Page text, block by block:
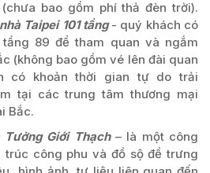
bao gồm phí thả đèn trời).
Taipei 101 tầng- quý khách có
89 để tham quan và ngắm
(không bao gồm vé lên đài quan
có khoản thời gian tự do trải
tại các trung tâm thương mại
Bắc.
Giới Thạch– là một công
trúc công phu và đồ sộ để trưng